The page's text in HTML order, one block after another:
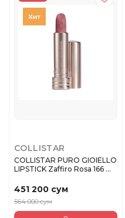
COLLISTAR
COLLISTAR PURO GIOIELLO
LIPSTICK Zaffiro Rosa 166 ...
451 200 сум
564 000 сум